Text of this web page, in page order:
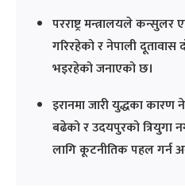
परराष्ट्र मन्त्रालयले
गरिरहेको र नेपाली दूतावास
भइरहेको जनाएको छ।
इरानमा जारी युद्धका कारण
बढेको र उदयपुरको त्रियुगा
लागि कूटनीतिक पहल गर्न